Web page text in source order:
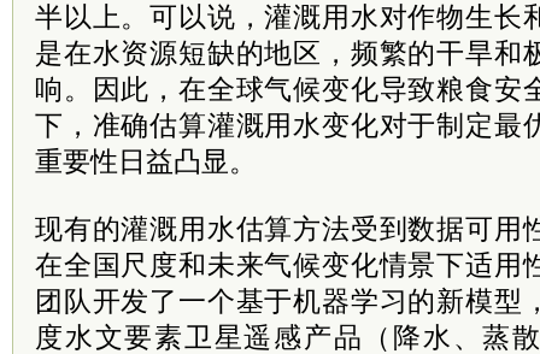
半以上。可以说，灌溉用水对作物生长
是在水资源短缺的地区，频繁的干旱和
响。因此，在全球气候变化导致粮食安
下，准确估算灌溉用水变化对于制定最
重要性日益凸显。
现有的灌溉用水估算方法受到数据可用
在全国尺度和未来气候变化情景下适用
团队开发了一个基于机器学习的新模型
度水文要素卫星遥感产品（降水、蒸